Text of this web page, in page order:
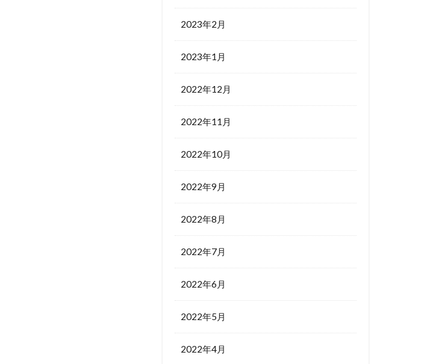
2023年2月
2023年1月
2022年12月
2022年11月
2022年10月
2022年9月
2022年8月
2022年7月
2022年6月
2022年5月
2022年4月